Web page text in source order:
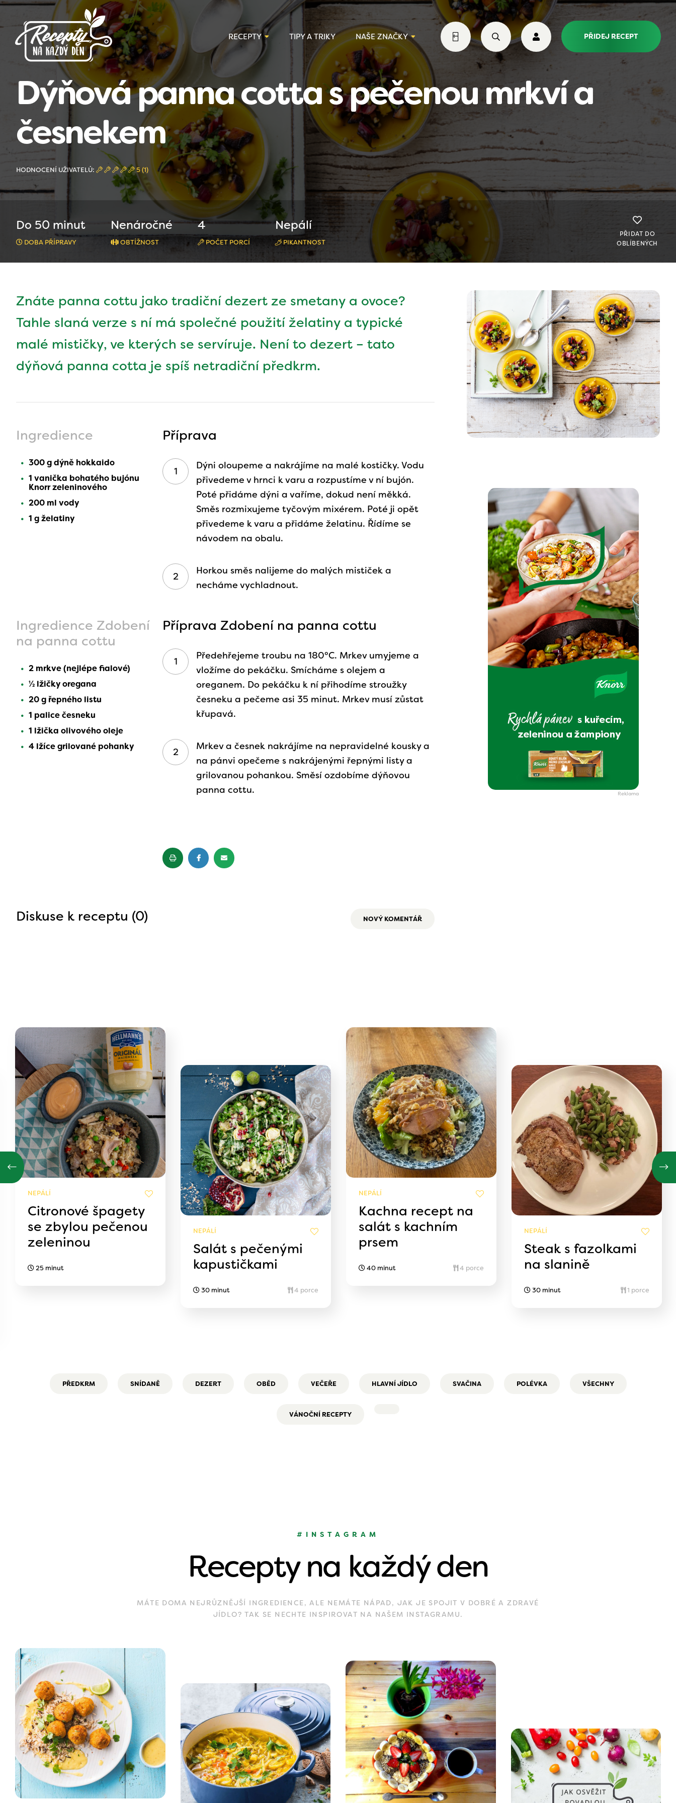
RECEPTY TIPY A TRIKY NAŠE ZNAČKY PŘIDEJ RECEPT
Dýňová panna cotta s pečenou mrkví a
česnekem
HODNOCENÍ UŽIVATELŮ: 5 (1)
Do 50 minut
DOBA PŘÍPRAVY
Nenáročné
OBTÍŽNOST
4
POČET PORCÍ
Nepálí
PIKANTNOST
PŘIDAT DO
OBLÍBENÝCH
Znáte panna cottu jako tradiční dezert ze smetany a ovoce?
Tahle slaná verze s ní má společné použití želatiny a typické
malé mističky, ve kterých se servíruje. Není to dezert – tato
dýňová panna cotta je spíš netradiční předkrm.
Ingredience
300 g dýně hokkaido
1 vanička bohatého bujónu
Knorr zeleninového
200 ml vody
1 g želatiny
Příprava
Dýni oloupeme a nakrájíme na malé kostičky. Vodu
přivedeme v hrnci k varu a rozpustíme v ní bujón.
Poté přidáme dýni a vaříme, dokud není měkká.
Směs rozmixujeme tyčovým mixérem. Poté ji opět
přivedeme k varu a přidáme želatinu. Řídíme se
návodem na obalu.
Horkou směs nalijeme do malých mističek a
necháme vychladnout.
Ingredience Zdobení
na panna cottu
2 mrkve (nejlépe fialové)
1⁄2 lžičky oregana
20 g řepného listu
1 palice česneku
1 lžička olivového oleje
4 lžíce grilované pohanky
Příprava Zdobení na panna cottu
Předehřejeme troubu na 180°C. Mrkev umyjeme a
vložíme do pekáčku. Smícháme s olejem a
oreganem. Do pekáčku k ní přihodíme stroužky
česneku a pečeme asi 35 minut. Mrkev musí zůstat
křupavá.
Mrkev a česnek nakrájíme na nepravidelné kousky a
na pánvi opečeme s nakrájenými řepnými listy a
grilovanou pohankou. Směsí ozdobíme dýňovou
panna cottu.
Diskuse k receptu (0) NOVÝ KOMENTÁŘ
NEPÁLÍ
Citronové špagety
se zbylou pečenou
zeleninou
25 minut
NEPÁLÍ
Salát s pečenými
kapustičkami
30 minut 4 porce
NEPÁLÍ
Kachna recept na
salát s kachním
prsem
40 minut 4 porce
NEPÁLÍ
Steak s fazolkami
na slanině
30 minut 1 porce
PŘEDKRM SNÍDANĚ DEZERT OBĚD VEČEŘE HLAVNÍ JÍDLO SVAČINA POLÉVKA VŠECHNY
VÁNOČNÍ RECEPTY
#INSTAGRAM
Recepty na každý den
MÁTE DOMA NEJRŮZNĚJŠÍ INGREDIENCE, ALE NEMÁTE NÁPAD, JAK JE SPOJIT V DOBRÉ A ZDRAVÉ
JÍDLO? TAK SE NECHTE INSPIROVAT NA NAŠEM INSTAGRAMU.